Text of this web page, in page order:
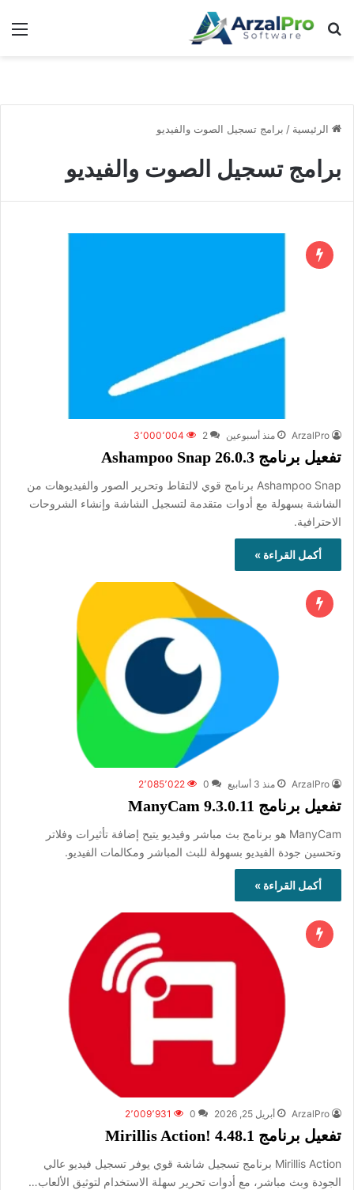
بحث عن
الرئيسية / برامج تسجيل الصوت والفيديو
برامج تسجيل الصوت والفيديو
ArzalPro منذ أسبوعين 2 3٬000٬004
تفعيل برنامج Ashampoo Snap 26.0.3
Ashampoo Snap برنامج قوي لالتقاط وتحرير الصور والفيديوهات من
الشاشة بسهولة مع أدوات متقدمة لتسجيل الشاشة وإنشاء الشروحات
الاحترافية.
أكمل القراءة »
ArzalPro منذ 3 أسابيع 0 2٬085٬022
تفعيل برنامج ManyCam 9.3.0.11
ManyCam هو برنامج بث مباشر وفيديو يتيح إضافة تأثيرات وفلاتر
وتحسين جودة الفيديو بسهولة للبث المباشر ومكالمات الفيديو.
أكمل القراءة »
ArzalPro أبريل 25, 2026 0 2٬009٬931
تفعيل برنامج Mirillis Action! 4.48.1
Mirillis Action برنامج تسجيل شاشة قوي يوفر تسجيل فيديو عالي
الجودة وبث مباشر، مع أدوات تحرير سهلة الاستخدام لتوثيق الألعاب…